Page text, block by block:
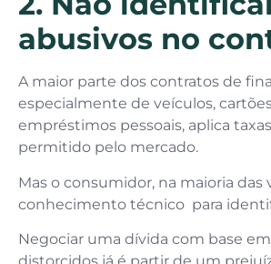
abusivos no
A maior parte dos contratos de
especialmente de veículos,
empréstimos pessoais, aplica
permitido pelo mercado.
Mas o consumidor, na maioria das
conhecimento técnico para
Negociar uma dívida com base